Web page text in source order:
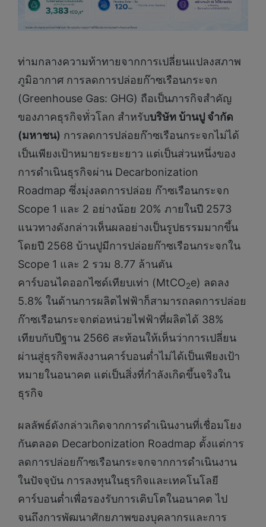
ท่ามกลางความท้าทายจากการเปลี่ยนแปลงสภาพ
ภูมิอากาศ การลดการปล่อยก๊าซเรือนกระจก
(Greenhouse Gas: GHG) ถือเป็นภารกิจสำคัญ
ของภาคธุรกิจทั่วโลก สำหรับบริษัท บ้านปู จำกัด
(มหาชน) การลดการปล่อยก๊าซเรือนกระจกไม่ได้
เป็นเพียงเป้าหมายระยะยาว แต่เป็นส่วนหนึ่งของ
การดำเนินธุรกิจผ่าน Decarbonization
Roadmap ซึ่งมุ่งลดการปล่อย ก๊าซเรือนกระจก
Scope 1 และ 2 อย่างน้อย 20% ภายในปี 2573
แนวทางดังกล่าวเห็นผลอย่างเป็นรูปธรรมมากขึ้น
โดยปี 2568 บ้านปูมีการปล่อยก๊าซเรือนกระจกใน
Scope 1 และ 2 รวม 8.77 ล้านตัน
คาร์บอนไดออกไซด์เทียบเท่า (MtCO2e) ลดลง
5.8% ในด้านการผลิตไฟฟ้าก็สามารถลดการปล่อย
ก๊าซเรือนกระจกต่อหน่วยไฟฟ้าที่ผลิตได้ 38%
เทียบกับปีฐาน 2566 สะท้อนให้เห็นว่าการเปลี่ยน
ผ่านสู่ธุรกิจพลังงานคาร์บอนต่ำไม่ได้เป็นเพียงเป้า
หมายในอนาคต แต่เป็นสิ่งที่กำลังเกิดขึ้นจริงใน
ธุรกิจ
ผลลัพธ์ดังกล่าวเกิดจากการดำเนินงานที่เชื่อมโยง
กันตลอด Decarbonization Roadmap ตั้งแต่การ
ลดการปล่อยก๊าซเรือนกระจกจากการดำเนินงาน
ในปัจจุบัน การลงทุนในธุรกิจและเทคโนโลยี
คาร์บอนต่ำเพื่อรองรับการเติบโตในอนาคต ไป
จนถึงการพัฒนาศักยภาพของบุคลากรและการ